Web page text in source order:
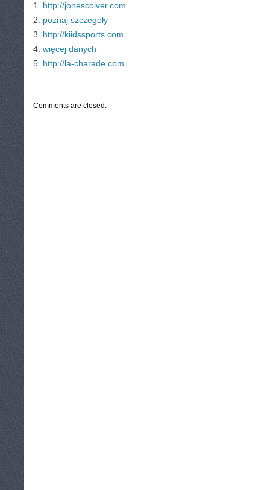
1. http://jonescolver.com
2. poznaj szczegóły
3. http://kiidssports.com
4. więcej danych
5. http://la-charade.com
Comments are closed.